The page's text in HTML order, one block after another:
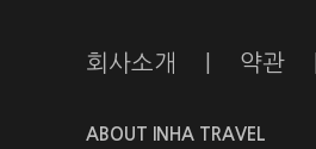
회사소개 약관
ABOUT INHA TRAVEL